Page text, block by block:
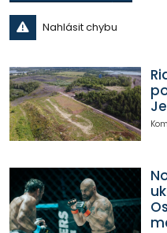
Nahlásit chybu